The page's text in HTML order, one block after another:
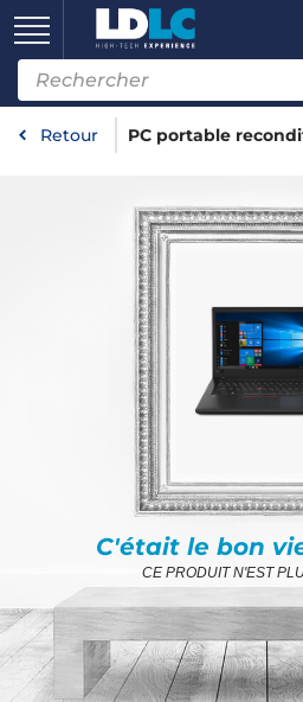
Retour PC portable
C'était le bon
CE PRODUIT N'EST